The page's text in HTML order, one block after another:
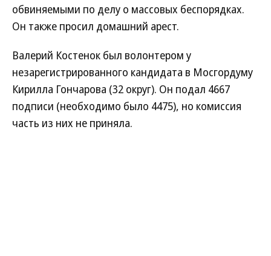
обвиняемыми по делу о массовых беспорядках.
Он также просил домашний арест.
Валерий Костенок был волонтером у
незарегистрированного кандидата в Мосгордуму
Кирилла Гончарова (32 округ). Он подал 4667
подписи (необходимо было 4475), но комиссия
часть из них не приняла.